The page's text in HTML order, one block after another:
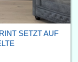
SETZT AUF